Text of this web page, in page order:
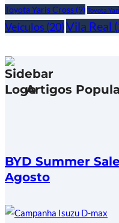
Toyota Yaris Cross (9) Toyota
Veículos (20)Vila Real
Artigos
BYD Summer
Agosto